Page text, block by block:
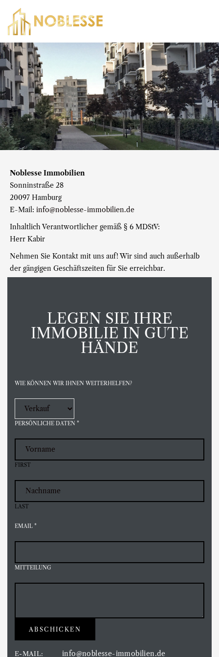
Noblesse Immobilien
Sonninstraße 28
20097 Hamburg
E-Mail: info@noblesse-immobilien.de
Inhaltlich Verantwortlicher gemäß § 6 MDStV:
Herr Kabir
Nehmen Sie Kontakt mit uns auf! Wir sind auch außerhalb
der gängigen Geschäftszeiten für Sie erreichbar.
LEGEN SIE IHRE
IMMOBILIE IN GUTE
HÄNDE
WIE KÖNNEN WIR IHNEN WEITERHELFEN?
PERSÖNLICHE DATEN *
FIRST
LAST
EMAIL *
MITTEILUNG
ABSCHICKEN
E-MAIL: info@noblesse-immobilien.de